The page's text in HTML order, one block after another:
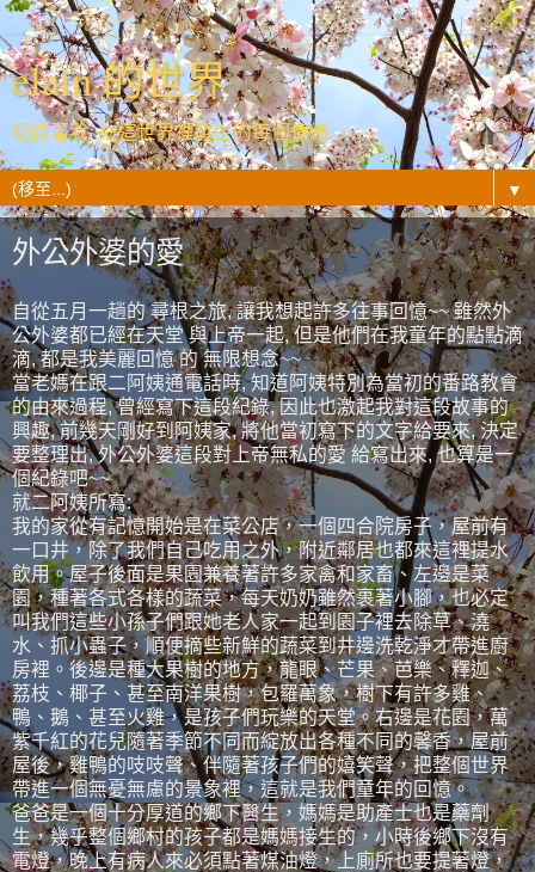
elain 的世界
紀錄著我- 在這世界裡發生的每個情緒...
▼
外公外婆的愛
自從五月一趟的 尋根之旅, 讓我想起許多往事回憶~~ 雖然外
公外婆都已經在天堂 與上帝一起, 但是他們在我童年的點點滴
滴, 都是我美麗回憶 的 無限想念~~
當老媽在跟二阿姨通電話時, 知道阿姨特別為當初的番路教會
的由來過程, 曾經寫下這段紀錄, 因此也激起我對這段故事的
興趣, 前幾天剛好到阿姨家, 將他當初寫下的文字給要來, 決定
要整理出, 外公外婆這段對上帝無私的愛 給寫出來, 也算是一
個紀錄吧~~
就二阿姨所寫:
我的家從有記憶開始是在菜公店，一個四合院房子，屋前有
一口井，除了我們自己吃用之外，附近鄰居也都來這裡提水
飲用。屋子後面是果園兼養著許多家禽和家畜、左邊是菜
園，種著各式各樣的蔬菜，每天奶奶雖然裹著小腳，也必定
叫我們這些小孫子們跟她老人家一起到園子裡去除草、澆
水、抓小蟲子，順便摘些新鮮的蔬菜到井邊洗乾淨才帶進廚
房裡。後邊是種大果樹的地方，龍眼、芒果、芭樂、釋迦、
荔枝、椰子、甚至南洋果樹，包羅萬象，樹下有許多雞、
鴨、鵝、甚至火雞，是孩子們玩樂的天堂。右邊是花園，萬
紫千紅的花兒隨著季節不同而綻放出各種不同的馨香，屋前
屋後，雞鴨的吱吱聲、伴隨著孩子們的嬉笑聲，把整個世界
帶進一個無憂無慮的景象裡，這就是我們童年的回憶。
爸爸是一個十分厚道的鄉下醫生，媽媽是助產士也是藥劑
生，幾乎整個鄉村的孩子都是媽媽接生的，小時後鄉下沒有
電燈，晚上有病人來必須點著煤油燈，上廁所也要提著燈，